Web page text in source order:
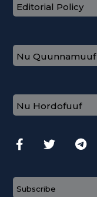
Editorial Policy
Nu Quunnamuuf
Nu Hordofuuf
Subscribe